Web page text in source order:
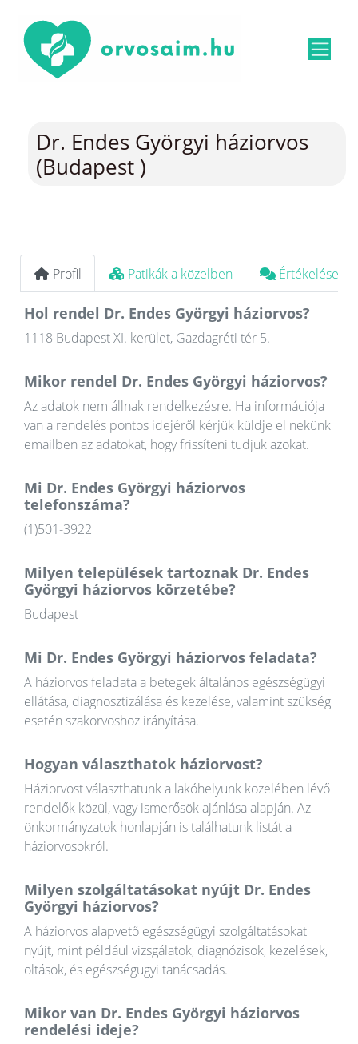
Dr. Endes Györgyi háziorvos
(Budapest )
Profil Patikák a közelben Értékelések
Hol rendel Dr. Endes Györgyi háziorvos?
1118 Budapest XI. kerület, Gazdagréti tér 5.
Mikor rendel Dr. Endes Györgyi háziorvos?
Az adatok nem állnak rendelkezésre. Ha információja
van a rendelés pontos idejéről kérjük küldje el nekünk
emailben az adatokat, hogy frissíteni tudjuk azokat.
Mi Dr. Endes Györgyi háziorvos
telefonszáma?
(1)501-3922
Milyen települések tartoznak Dr. Endes
Györgyi háziorvos körzetébe?
Budapest
Mi Dr. Endes Györgyi háziorvos feladata?
A háziorvos feladata a betegek általános egészségügyi
ellátása, diagnosztizálása és kezelése, valamint szükség
esetén szakorvoshoz irányítása.
Hogyan választhatok háziorvost?
Háziorvost választhatunk a lakóhelyünk közelében lévő
rendelők közül, vagy ismerősök ajánlása alapján. Az
önkormányzatok honlapján is találhatunk listát a
háziorvosokról.
Milyen szolgáltatásokat nyújt Dr. Endes
Györgyi háziorvos?
A háziorvos alapvető egészségügyi szolgáltatásokat
nyújt, mint például vizsgálatok, diagnózisok, kezelések,
oltások, és egészségügyi tanácsadás.
Mikor van Dr. Endes Györgyi háziorvos
rendelési ideje?